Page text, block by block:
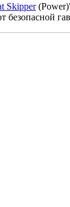
Skipper
безопасной